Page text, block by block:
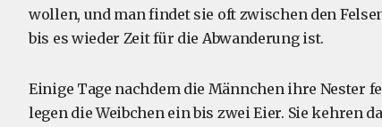
wollen, und man findet sie oft zwischen den
bis es wieder Zeit für die Abwanderung ist.
Einige Tage nachdem die Männchen ihre Nester
legen die Weibchen ein bis zwei Eier. Sie kehren